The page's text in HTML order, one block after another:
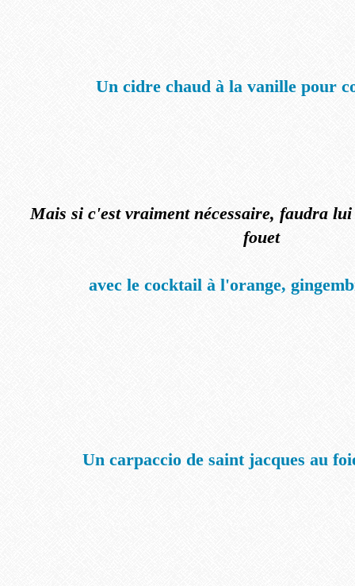
Un cidre chaud à la vanille pour
Mais si c'est vraiment nécessaire, faudra
fouet
avec le cocktail à l'orange,
Un carpaccio de saint jacques au